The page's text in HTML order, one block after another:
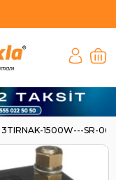
1500W---SR-